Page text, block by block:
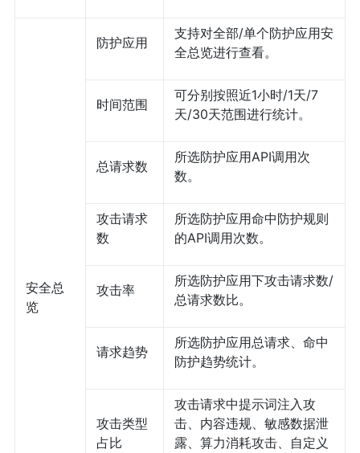
安全总
览
防护应用
支持对全部/单个防护应用安
全总览进行查看。
时间范围
可分别按照近1小时/1天/7
天/30天范围进行统计。
总请求数
所选防护应用API调用次
数。
攻击请求
数
所选防护应用命中防护规则
的API调用次数。
攻击率
所选防护应用下攻击请求数/
总请求数比。
请求趋势
所选防护应用总请求、命中
防护趋势统计。
攻击类型
占比
攻击请求中提示词注入攻
击、内容违规、敏感数据泄
露、算力消耗攻击、自定义